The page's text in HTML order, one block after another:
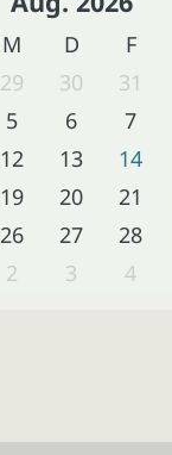
M D F
29 30 31
5 6 7
12 13 14
19 20 21
26 27 28
2 3 4